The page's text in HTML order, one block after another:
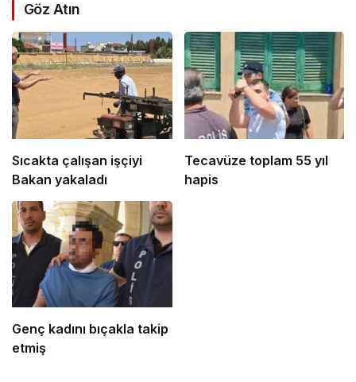
Göz Atın
Sıcakta çalışan işçiyi
Bakan yakaladı
Tecavüze toplam 55 yıl
hapis
Genç kadını bıçakla takip
etmiş